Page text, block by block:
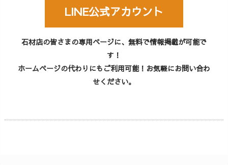
LINE公式アカウント
石材店の皆さまの専用ページに、無料で情報掲載が可能で
す！
ホームページの代わりにもご利用可能！お気軽にお問い合わ
せください。